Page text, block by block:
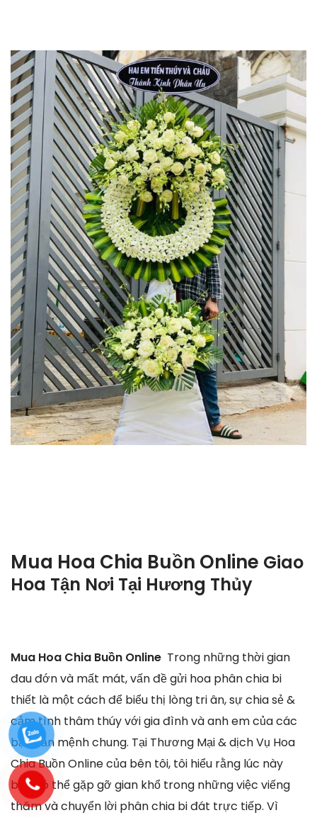
Mua Hoa Chia Buồn Online Giao
Hoa Tận Nơi Tại Hương Thủy
Mua Hoa Chia Buồn Online Trong những thời gian
đau đớn và mất mát, vấn đề gửi hoa phân chia bi
thiết là một cách để biểu thị lòng tri ân, sự chia sẻ &
cảm tình thâm thúy với gia đình và anh em của các
bạn vẫn mệnh chung. Tại Thương Mại & dịch Vụ Hoa
Chia Buồn Online của bên tôi, tôi hiểu rằng lúc này
bạn có thể gặp gỡ gian khổ trong những việc viếng
thăm và chuyển lời phân chia bi đát trực tiếp. Vì